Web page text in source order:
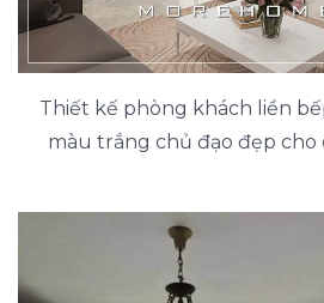
Thiết kế phòng khách liền
màu trắng chủ đạo đẹp cho